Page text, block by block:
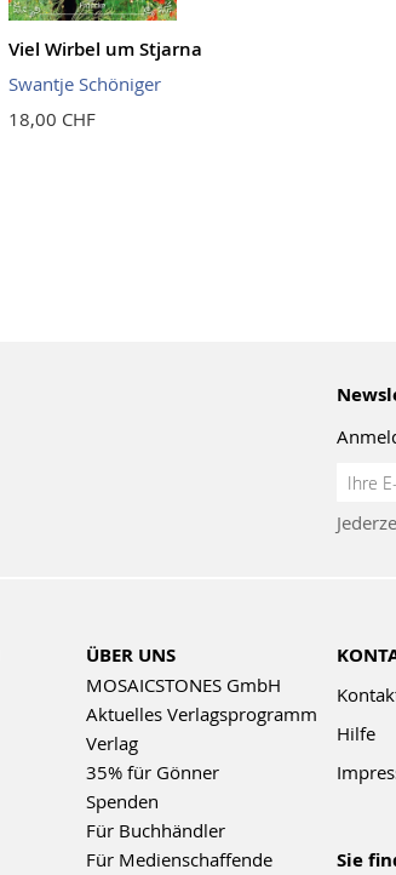
Viel Wirbel um Stjarna
Swantje Schöniger
18,00 CHF
ÜBER UNS
MOSAICSTONES GmbH
Aktuelles Verlagsprogramm
Verlag
35% für Gönner
Spenden
Für Buchhändler
Für Medienschaffende
Hilfe
Sie